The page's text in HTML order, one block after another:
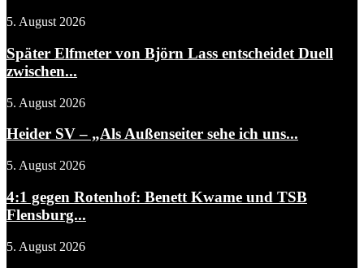
5. August 2026
Später Elfmeter von Björn Lass entscheidet Duell
zwischen...
5. August 2026
Heider SV – „Als Außenseiter sehe ich uns...
5. August 2026
4:1 gegen Rotenhof: Benett Kwame und TSB
Flensburg...
5. August 2026